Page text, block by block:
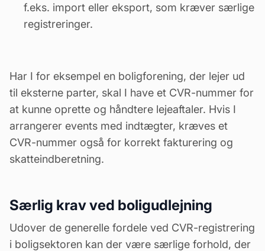
f.eks. import eller eksport, som kræver særlige
registreringer.
Har I for eksempel en boligforening, der lejer ud
til eksterne parter, skal I have et CVR-nummer for
at kunne oprette og håndtere lejeaftaler. Hvis I
arrangerer events med indtægter, kræves et
CVR-nummer også for korrekt fakturering og
skatteindberetning.
Særlig krav ved boligudlejning
Udover de generelle fordele ved CVR-registrering
i boligsektoren kan der være særlige forhold, der